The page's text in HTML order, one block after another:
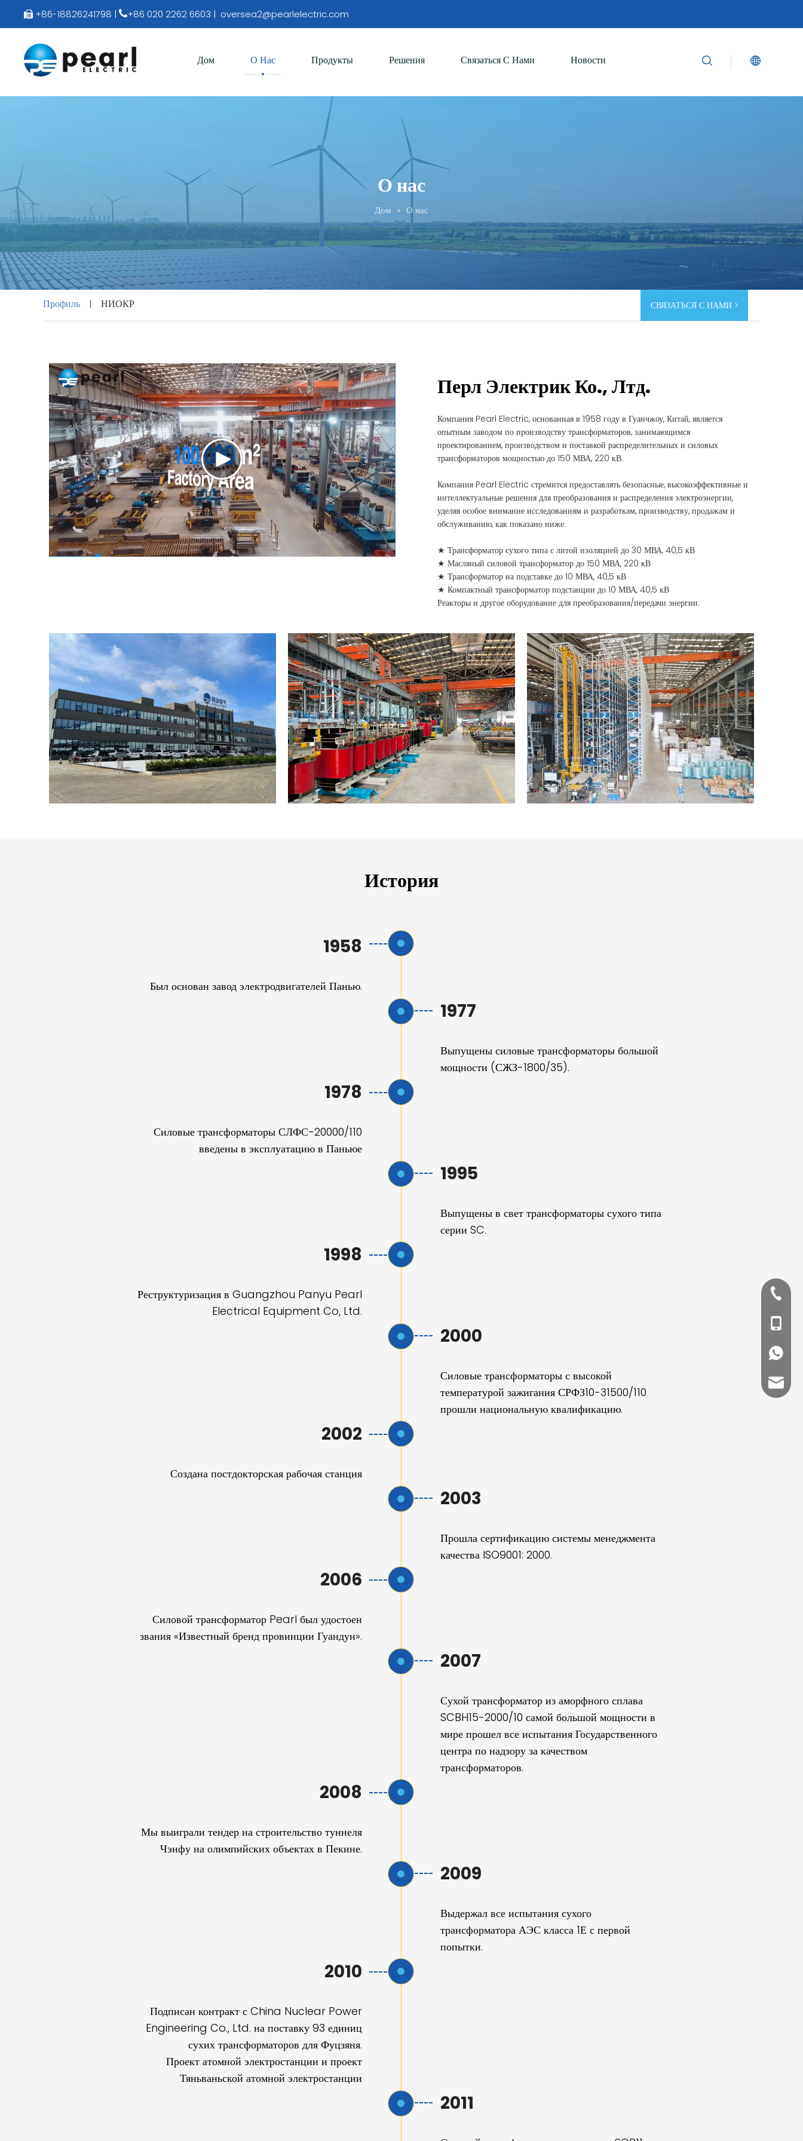
 +86-18826241798 | +86 020 2262 6603 | oversea2@pearlelectric.com
Дом О Нас Продукты Решения Связаться С Нами Новости
О нас
Дом » О нас
Профиль НИОКР СВЯЗАТЬСЯ С НАМИ >
Перл Электрик Ко., Лтд.
Компания Pearl Electric, основанная в 1958 году в Гуанчжоу, Китай, является
опытным заводом по производству трансформаторов, занимающимся
проектированием, производством и поставкой распределительных и силовых
трансформаторов мощностью до 150 МВА, 220 кВ.
Компания Pearl Electric стремится предоставлять безопасные, высокоэффективные и
интеллектуальные решения для преобразования и распределения электроэнергии,
уделяя особое внимание исследованиям и разработкам, производству, продажам и
обслуживанию, как показано ниже:
★ Трансформатор сухого типа с литой изоляцией до 30 МВА, 40,5 кВ
★ Масляный силовой трансформатор до 150 МВА, 220 кВ
★ Трансформатор на подставке до 10 МВА, 40,5 кВ
★ Компактный трансформатор подстанции до 10 МВА, 40,5 кВ
Реакторы и другое оборудование для преобразования/передачи энергии.
История
1958
Был основан завод электродвигателей Панью.
1977
Выпущены силовые трансформаторы большой
мощности (СЖЗ-1800/35).
1978
Силовые трансформаторы СЛФС-20000/110
введены в эксплуатацию в Паньюе
1995
Выпущены в свет трансформаторы сухого типа
серии SC.
1998
Реструктуризация в Guangzhou Panyu Pearl
Electrical Equipment Co, Ltd.
2000
Силовые трансформаторы с высокой
температурой зажигания СРФЗ10-31500/110
прошли национальную квалификацию.
2002
Создана постдокторская рабочая станция
2003
Прошла сертификацию системы менеджмента
качества ISO9001: 2000.
2006
Силовой трансформатор Pearl был удостоен
звания «Известный бренд провинции Гуандун».
2007
Сухой трансформатор из аморфного сплава
SCBH15-2000/10 самой большой мощности в
мире прошел все испытания Государственного
центра по надзору за качеством
трансформаторов.
2008
Мы выиграли тендер на строительство туннеля
Чэнфу на олимпийских объектах в Пекине.
2009
Выдержал все испытания сухого
трансформатора АЭС класса 1Е с первой
попытки.
2010
Подписан контракт с China Nuclear Power
Engineering Co., Ltd. на поставку 93 единиц
сухих трансформаторов для Фуцзяня.
Проект атомной электростанции и проект
Тяньваньской атомной электростанции
2011